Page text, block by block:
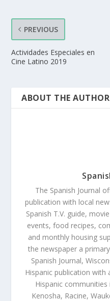
PREVIOUS
Actividades Especiales en
Cine Latino 2019
ABOUT THE AUTHOR
The Spanish Journal
publication with local
Spanish T.V. guide,
events, food recipes,
and monthly housing
the newspaper a
Spanish Journal,
Hispanic publication
Hispanic
Kenosha, Racine,